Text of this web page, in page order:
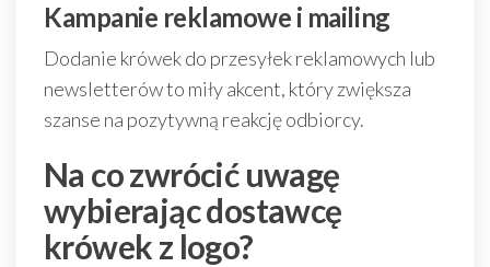
Kampanie reklamowe i mailing
Dodanie krówek do przesyłek reklamowych lub
newsletterów to miły akcent, który zwiększa
szanse na pozytywną reakcję odbiorcy.
Na co zwrócić uwagę
wybierając dostawcę
krówek z logo?